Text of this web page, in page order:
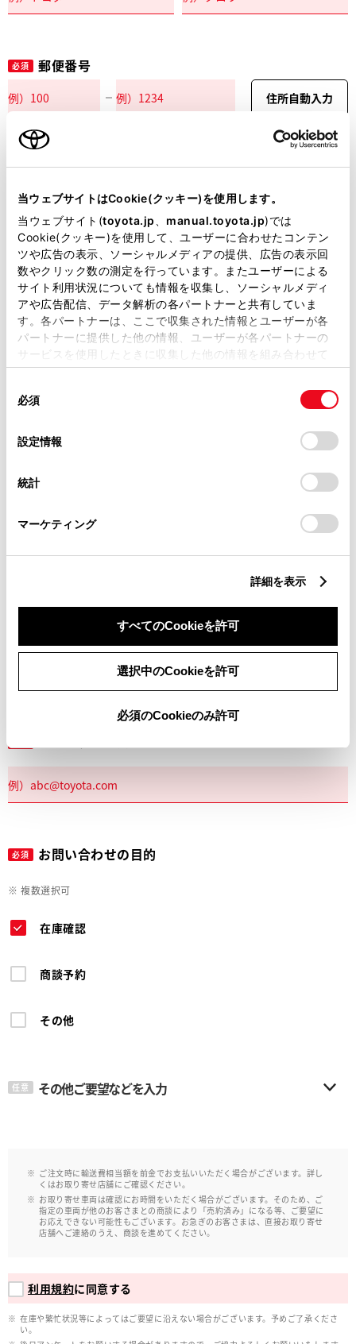
当ウェブサイトはCookie(クッキー)を使用します。
当ウェブサイト(toyota.jp manual.toyota.jp)では
Cookie(クッキー)を使用して、ユーザーに合わせたコンテン
ツや広告の表示、ソーシャルメディアの提供、広告の表示回
数やクリック数の測定を行っています。またユーザーによる
サイト利用状況についても情報を収集し、ソーシャルメディ
アや広告配信、データ解析の各パートナーと共有していま
す。各パートナーは、ここで収集された情報とユーザーが各
パートナーに提供した他の情報、ユーザーが各パートナーの
サービスを使用したときに収集した他の情報を組み合わせて
使用することがあります。当ウェブサイトの使用を続行する
デバイスにすべてのCookie(クッキー)が保存されることに同
意したことになります。Cookie(クッキー)のオプトアウト、
設定の変更、同意を撤回したりするにあたっては、当社の
「Cookie（クッキー）情報の取り扱いについて
」をご覧くだ
必須
設定情報
統計
マーケティング
詳細を表示
すべてのCookieを許可
選択中のCookieを許可
必須のCookieのみ許可
必須 郵便番号
住所自動入力
必須 都道府県
必須 市区町村名
必須 丁目番地
任意 建物名
必須 お問い合わせの目的
※ 複数選択可
在庫確認
商談予約
その他
任意 その他ご要望などを入力
ご注文時に輸送費相当額を前金でお支払いいただく場合がございます。詳し
くはお取り寄せ店舗にご確認ください。
お取り寄せ車両は確認にお時間をいただく場合がございます。そのため、ご
指定の車両が他のお客さまとの商談により「売約済み」になる等、ご要望に
お応えできない可能性もございます。お急ぎのお客さまは、直接お取り寄せ
店舗へご連絡のうえ、商談を進めてください。
利用規約に同意する
在庫や繁忙状況等によってはご要望に沿えない場合がございます。予めご了承くださ
い。